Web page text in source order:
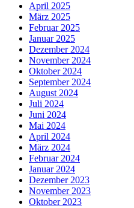
April 2025
März 2025
Februar 2025
Januar 2025
Dezember 2024
November 2024
Oktober 2024
September 2024
August 2024
Juli 2024
Juni 2024
Mai 2024
April 2024
März 2024
Februar 2024
Januar 2024
Dezember 2023
November 2023
Oktober 2023